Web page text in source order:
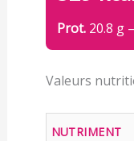
Prot.20.8 g
Valeurs
NUTRIMENT